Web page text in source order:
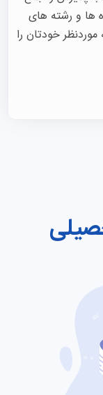
ها و رشته های
خودتان را